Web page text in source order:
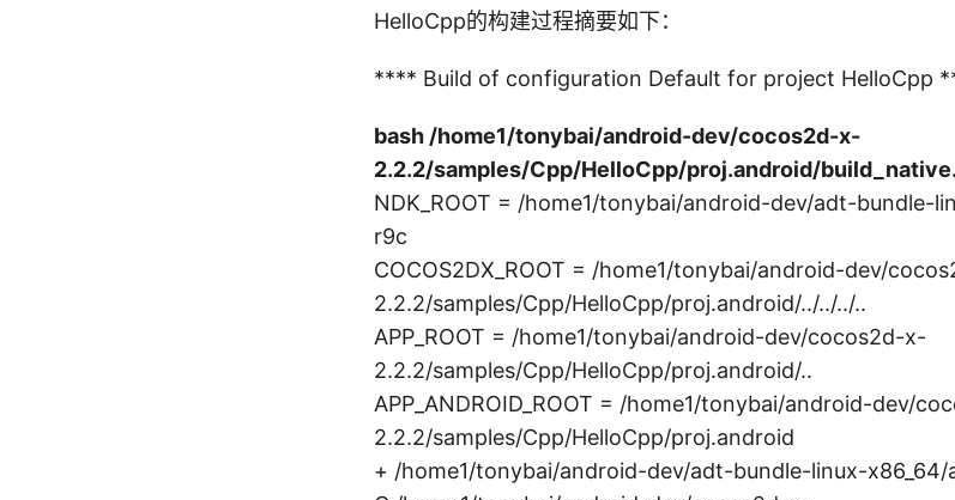
HelloCpp的构建过程摘要如下：
**** Build of configuration Default for project HelloCpp
bash /home1/tonybai/android-dev/cocos2d-x-
2.2.2/samples/Cpp/HelloCpp/proj.android/
NDK_ROOT = /home1/tonybai/android-dev/adt-bundle-
r9c
COCOS2DX_ROOT = /home1/tonybai/android-dev/
2.2.2/samples/Cpp/HelloCpp/proj.android/../../../..
APP_ROOT = /home1/tonybai/android-dev/cocos2d-x-
2.2.2/samples/Cpp/HelloCpp/proj.android/..
APP_ANDROID_ROOT = /home1/tonybai/android-dev/
2.2.2/samples/Cpp/HelloCpp/proj.android
+ /home1/tonybai/android-dev/adt-bundle-linux-